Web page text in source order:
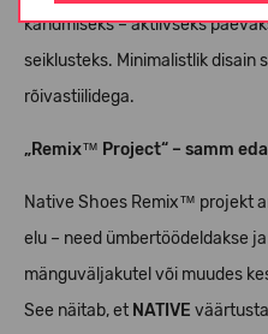
kandmiseks – aktiivseks
seiklusteks. Minimalistlik disain
rõivastiilidega.
„Remix™ Project“ – samm
Native Shoes Remix™ projekt
elu – need ümbertöödeldakse
mänguväljakutel või muudes
See näitab, et NATIVE